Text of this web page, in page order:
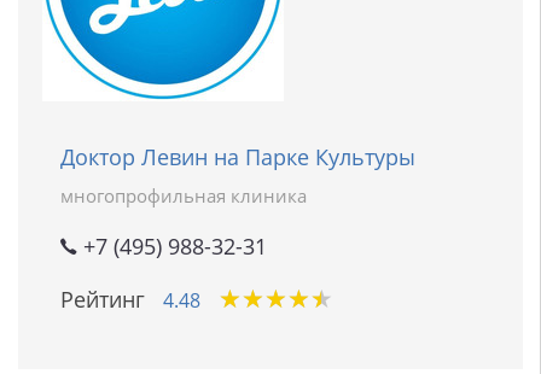
Доктор Левин на Парке Культуры
многопрофильная клиника
+7 (495) 988-32-31
Рейтинг
4.48 ★★★★★
★★★★★